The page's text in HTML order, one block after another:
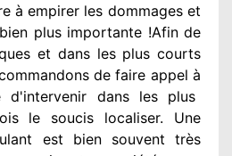
à empirer les dommageset
plus importante !Afin de
et dans les plus courts
de faire appel à
d'intervenir dans les plus
le soucis localiser. Une
est bien souvent très